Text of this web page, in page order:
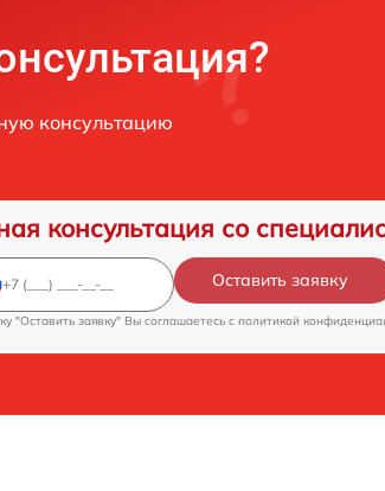
консультацию
консультация со
Оставить заявку
"Оставить заявку" Вы соглашаетесь c политикой